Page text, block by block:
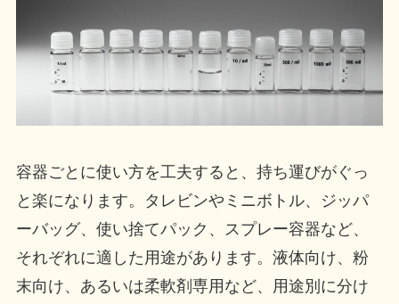
容器ごとに使い方を工夫すると、持ち運びがぐっ
と楽になります。タレビンやミニボトル、ジッパ
ーバッグ、使い捨てパック、スプレー容器など、
それぞれに適した用途があります。液体向け、粉
末向け、あるいは柔軟剤専用など、用途別に分け